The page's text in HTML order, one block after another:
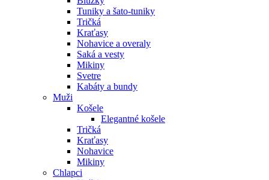
Tuniky a šato-tuniky
Tričká
Kraťasy
Nohavice a overaly
Saká a vesty
Mikiny
Svetre
Kabáty a bundy
Muži
Košele
Elegantné košele
Tričká
Kraťasy
Nohavice
Mikiny
Chlapci